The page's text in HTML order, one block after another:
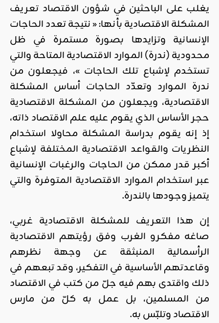
يغلب على الباحثين في شؤون الاقتصاد تعريف
المشكلة الاقتصادية بأنها: « نتيجة تعدد الحاجات
الإنسانية وتزايدها بصورة مستمرة في ظل
محدودية (ندرة) الموارد الاقتصادية المتاحة والتي
تستخدم لإشباع تلك الحاجات »، فيجعلون من
ندرة الموارد وتعدّد الحاجات أساس المشكلة
الاقتصادية، ويجعلون من المشكلة الاقتصادية
حجر الأساس الذي يقوم عليه علم الاقتصاد ذاته،
إذ إنه يقوم بدراسة المشكلة محاولا استخدام
النظريات والقواعد الاقتصادية المختلفة لإشباع
أكبر قدر ممكن من الحاجات والرغبات الإنسانية
عبر استخدام الموارد الاقتصادية المتوفرة والتي
يتميز وجودها بالندرة.
إن هذا التعريف للمشكلة الاقتصادية غربي،
صاغه مفكرو الغرب وفق رؤيتهم الاقتصادية
الرأسمالية المنبثقة عن وجهة نظرهم
وقاعدتهم الأساسية في التفكير، وقد تبعهم في
ذلك واقتدى بهم فيه جلّ من كتب في الاقتصاد
من المسلمين، بل عمل به كلّ من مارس
الاقتصاد وتلبّس به.